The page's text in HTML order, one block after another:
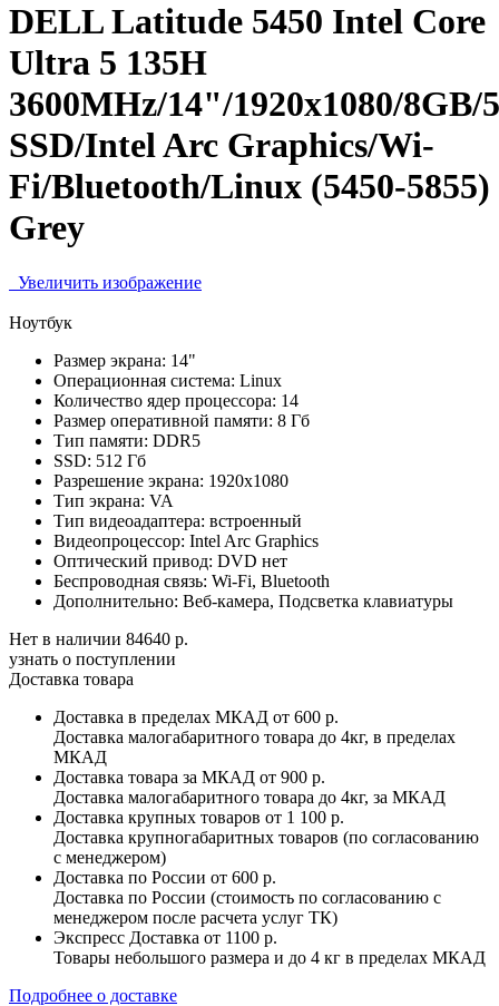
DELL Latitude 5450 Intel Core
Ultra 5 135H
3600MHz/14"/1920x1080/8GB/
SSD/Intel Arc Graphics/Wi-
Fi/Bluetooth/Linux (5450-5855)
Grey
Увеличить изображение
Ноутбук
Размер экрана: 14"
Операционная система: Linux
Количество ядер процессора: 14
Размер оперативной памяти: 8 Гб
Тип памяти: DDR5
SSD: 512 Гб
Разрешение экрана: 1920x1080
Тип экрана: VA
Тип видеоадаптера: встроенный
Видеопроцессор: Intel Arc Graphics
Оптический привод: DVD нет
Беспроводная связь: Wi-Fi, Bluetooth
Дополнительно: Веб-камера, Подсветка клавиатуры
Нет в наличии 84640 р.
узнать о поступлении
Доставка товара
Доставка в пределах МКАД от 600 р.
Доставка малогабаритного товара до 4кг, в пределах
МКАД
Доставка товара за МКАД от 900 р.
Доставка малогабаритного товара до 4кг, за МКАД
Доставка крупных товаров от 1 100 р.
Доставка крупногабаритных товаров (по согласованию
с менеджером)
Доставка по России от 600 р.
Доставка по России (стоимость по согласованию с
менеджером после расчета услуг ТК)
Экспресс Доставка от 1100 р.
Товары небольшого размера и до 4 кг в пределах МКАД
Подробнее о доставке